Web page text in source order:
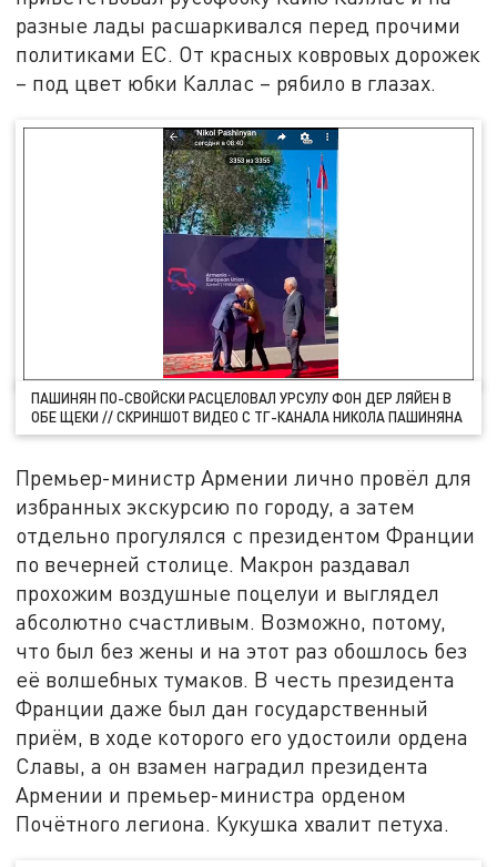
разные лады расшаркивался перед прочими
политиками ЕС. От красных ковровых дорожек
– под цвет юбки Каллас – рябило в глазах.
ПАШИНЯН ПО-СВОЙСКИ РАСЦЕЛОВАЛ УРСУЛУ ФОН ДЕР ЛЯЙЕН В
ОБЕ ЩЕКИ // СКРИНШОТ ВИДЕО С ТГ-КАНАЛА НИКОЛА ПАШИНЯНА
Премьер-министр Армении лично провёл для
избранных экскурсию по городу, а затем
отдельно прогулялся с президентом Франции
по вечерней столице. Макрон раздавал
прохожим воздушные поцелуи и выглядел
абсолютно счастливым. Возможно, потому,
что был без жены и на этот раз обошлось без
её волшебных тумаков. В честь президента
Франции даже был дан государственный
приём, в ходе которого его удостоили ордена
Славы, а он взамен наградил президента
Армении и премьер-министра орденом
Почётного легиона. Кукушка хвалит петуха.